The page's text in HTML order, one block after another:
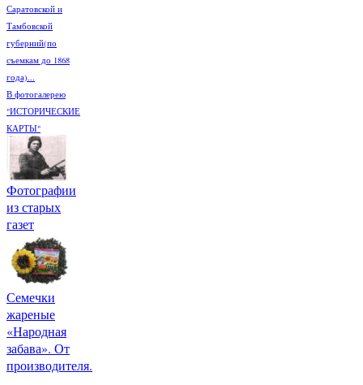
Саратовской и
Тамбовской
губерний(по
съемкам до 1868
года)...
В фотогалерею
"ИСТОРИЧЕСКИЕ
КАРТЫ"
Фотографии
из старых
газет
Семечки
жареные
«Народная
забава». От
производителя.